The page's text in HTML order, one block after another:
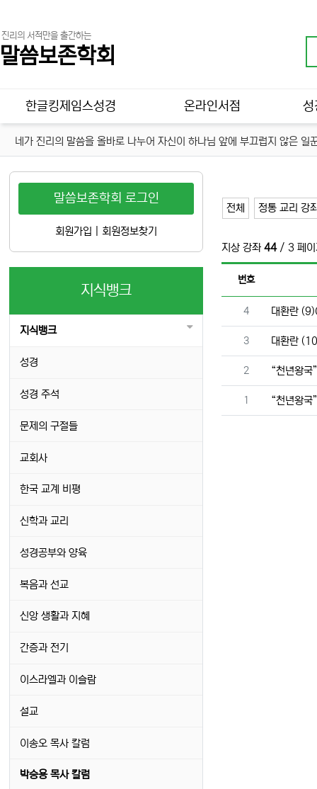
진리의 서적만을 출간하는
말씀보존학회
메인 메뉴
한글킹제임스성경 온라인서점 성
네가 진리의 말씀을 올바로 나누어 자신이 하나님 앞에 부끄럽지 않은
전체 정통 교리 강
지상 강좌 44/ 3 페이
번호
번호
4 대환란
번호
3 대환란
번호
2 “천년왕
번호
1 “천년왕국
말씀보존학회 로그인
회원가입 회원정보찾기
지식뱅크
지식뱅크
성경
성경 주석
문제의 구절들
교회사
한국 교계 비평
신학과 교리
성경공부와 양육
복음과 선교
신앙 생활과 지혜
간증과 전기
이스라엘과 이슬람
설교
이송오 목사 칼럼
박승용 목사 칼럼